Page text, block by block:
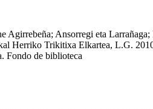
Agirrebeña; Ansorregi eta
Herriko Trikitixa Elkartea, L.G.
Fondo de biblioteca